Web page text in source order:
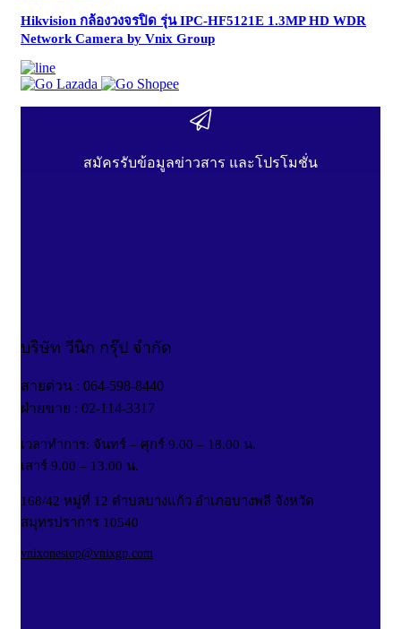
Hikvision กล้องวงจรปิด รุ่น IPC-HF5121E 1.3MP HD WDR
Network Camera by Vnix Group
สมัครรับข้อมูลข่าวสาร และโปรโมชั่น
บริษัท วีนิก กรุ๊ป จำกัด
สายด่วน : 064-598-8440
ฝ่ายขาย : 02-114-3317
เวลาทำการ: จันทร์ – ศุกร์ 9.00 – 18.00 น.
เสาร์ 9.00 – 13.00 น.
168/42 หมู่ที่ 12 ตำบลบางแก้ว อำเภอบางพลี จังหวัด
สมุทรปราการ 10540
vnixonestop@vnixgp.com